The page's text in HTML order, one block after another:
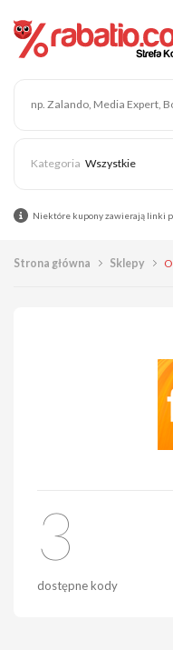
Wszystkie
Niektóre kupony zawierają linki
Strona główna Sklepy
3
dostępne kody